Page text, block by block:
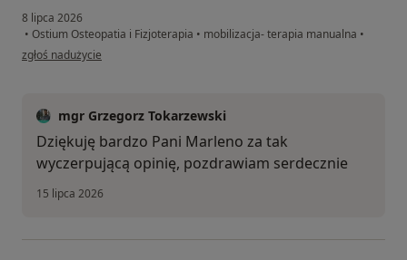
8 lipca 2026
• Ostium Osteopatia i Fizjoterapia • mobilizacja- terapia manualna •
w opinii użytkownika Marlena
zgłoś nadużycie
mgr Grzegorz Tokarzewski
Dziękuję bardzo Pani Marleno za tak
wyczerpującą opinię, pozdrawiam serdecznie
15 lipca 2026